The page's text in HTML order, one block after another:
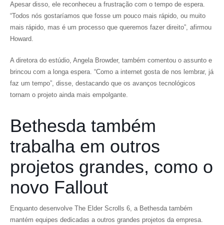
Apesar disso, ele reconheceu a frustração com o tempo de espera.
“Todos nós gostaríamos que fosse um pouco mais rápido, ou muito
mais rápido, mas é um processo que queremos fazer direito”, afirmou
Howard.
A diretora do estúdio, Angela Browder, também comentou o assunto e
brincou com a longa espera. “Como a internet gosta de nos lembrar, já
faz um tempo”, disse, destacando que os avanços tecnológicos
tornam o projeto ainda mais empolgante.
Bethesda também
trabalha em outros
projetos grandes, como o
novo Fallout
Enquanto desenvolve The Elder Scrolls 6, a Bethesda também
mantém equipes dedicadas a outros grandes projetos da empresa.